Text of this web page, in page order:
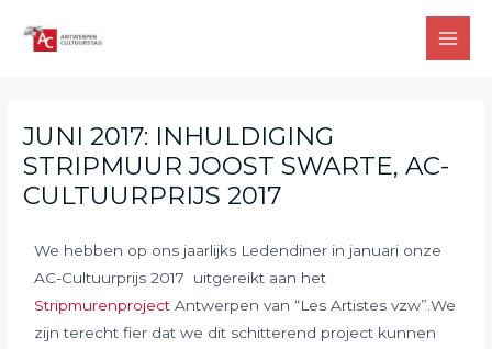
JUNI 2017: INHULDIGING
STRIPMUUR JOOST SWARTE, AC-
CULTUURPRIJS 2017
We hebben op ons jaarlijks Ledendiner in januari onze
AC-Cultuurprijs 2017 uitgereikt aan het
Stripmurenproject Antwerpen van “Les Artistes vzw”.We
zijn terecht fier dat we dit schitterend project kunnen